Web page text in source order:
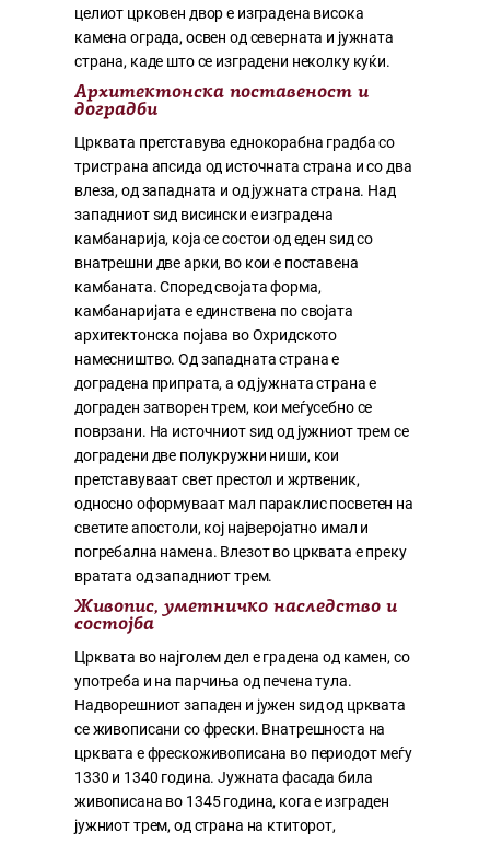
целиот црковен двор е изградена висока
камена ограда, освен од северната и јужната
страна, каде што се изградени неколку куќи.
Архитектонска поставеност и
доградби
Црквата претставува еднокорабна градба со
тристрана апсида од источната страна и со два
влеза, од западната и од јужната страна. Над
западниот ѕид висински е изградена
камбанарија, која се состои од еден ѕид со
внатрешни две арки, во кои е поставена
камбаната. Според својата форма,
камбанаријата е единствена по својата
архитектонска појава во Охридското
намесништво. Од западната страна е
доградена припрата, а од јужната страна е
дограден затворен трем, кои меѓусебно се
поврзани. На источниот ѕид од јужниот трем се
доградени две полукружни ниши, кои
претставуваат свет престол и жртвеник,
односно оформуваат мал параклис посветен на
светите апостоли, кој најверојатно имал и
погребална намена. Влезот во црквата е преку
вратата од западниот трем.
Живопис, уметничко наследство и
состојба
Црквата во најголем дел е градена од камен, со
употреба и на парчиња од печена тула.
Надворешниот западен и јужен ѕид од црквата
се живописани со фрески. Внатрешноста на
црквата е фрескоживописана во периодот меѓу
1330 и 1340 година. Јужната фасада била
живописана во 1345 година, кога е изграден
јужниот трем, од страна на ктиторот,